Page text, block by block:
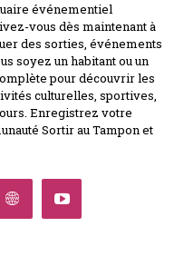
événementiel
vous dès maintenant à
des sorties, événements
soyez un habitant ou un
pour découvrir les
culturelles, sportives,
Enregistrez votre
Sortir au Tampon et